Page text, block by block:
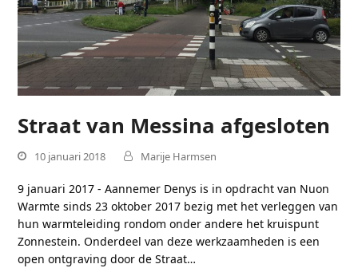
Straat van Messina afgesloten
10 januari 2018 Marije Harmsen
9 januari 2017 - Aannemer Denys is in opdracht van Nuon
Warmte sinds 23 oktober 2017 bezig met het verleggen van
hun warmteleiding rondom onder andere het kruispunt
Zonnestein. Onderdeel van deze werkzaamheden is een
open ontgraving door de Straat…